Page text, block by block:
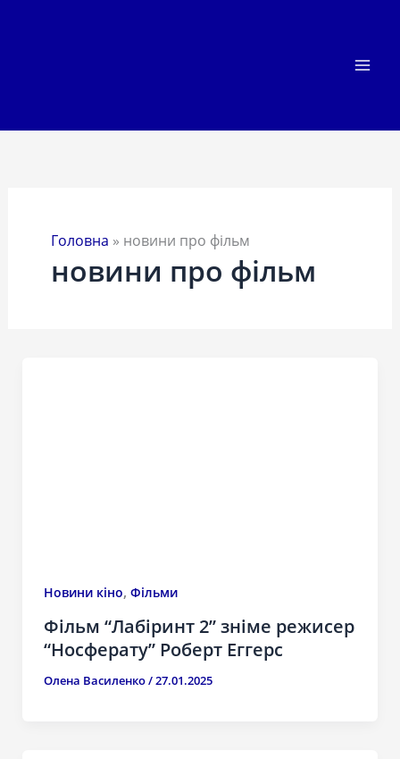
Головна » новини про фільм
новини про фільм
Новини кіно, Фільми
Фільм “Лабіринт 2” зніме режисер
“Носферату” Роберт Еггерс
Олена Василенко/27.01.2025